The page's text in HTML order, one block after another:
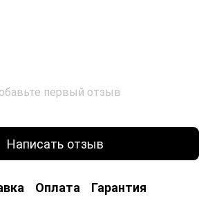
первый отзыв
Написать отзыв
Оплата Гарантия